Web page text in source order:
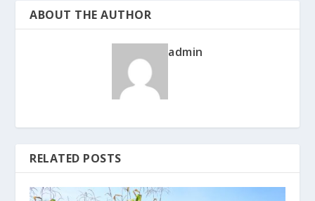
ABOUT THE AUTHOR
admin
RELATED POSTS